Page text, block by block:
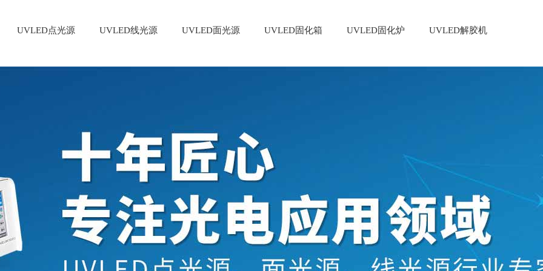
UVLED点光源 UVLED线光源 UVLED面光源 UVLED固化箱 UVLED固化炉 UVLED解胶机